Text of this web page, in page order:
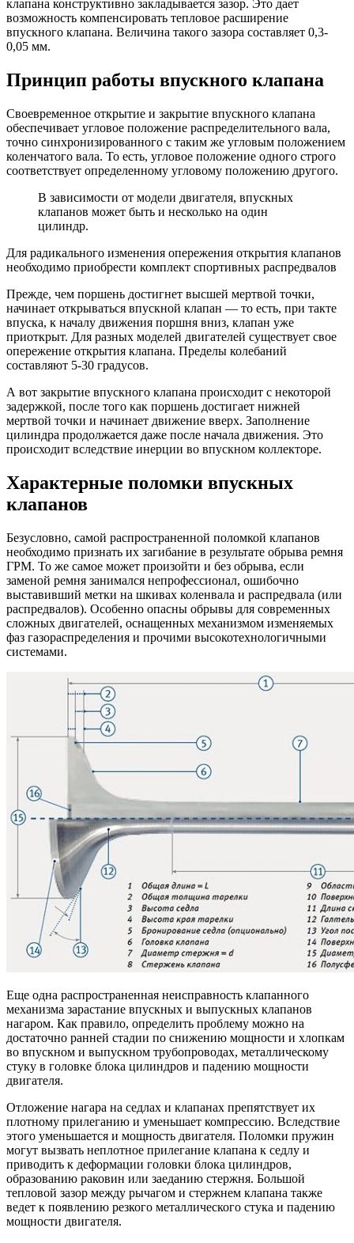
клапана конструктивно закладывается зазор. Это дает
возможность компенсировать тепловое расширение
впускного клапана. Величина такого зазора составляет 0,3-
0,05 мм.
Принцип работы впускного клапана
Своевременное открытие и закрытие впускного клапана
обеспечивает угловое положение распределительного вала,
точно синхронизированного с таким же угловым положением
коленчатого вала. То есть, угловое положение одного строго
соответствует определенному угловому положению другого.
В зависимости от модели двигателя, впускных
клапанов может быть и несколько на один
цилиндр.
Для радикального изменения опережения открытия клапанов
необходимо приобрести комплект спортивных распредвалов
Прежде, чем поршень достигнет высшей мертвой точки,
начинает открываться впускной клапан — то есть, при такте
впуска, к началу движения поршня вниз, клапан уже
приоткрыт. Для разных моделей двигателей существует свое
опережение открытия клапана. Пределы колебаний
составляют 5-30 градусов.
А вот закрытие впускного клапана происходит с некоторой
задержкой, после того как поршень достигает нижней
мертвой точки и начинает движение вверх. Заполнение
цилиндра продолжается даже после начала движения. Это
происходит вследствие инерции во впускном коллекторе.
Характерные поломки впускных
клапанов
Безусловно, самой распространенной поломкой клапанов
необходимо признать их загибание в результате обрыва ремня
ГРМ. То же самое может произойти и без обрыва, если
заменой ремня занимался непрофессионал, ошибочно
выставивший метки на шкивах коленвала и распредвала (или
распредвалов). Особенно опасны обрывы для современных
сложных двигателей, оснащенных механизмом изменяемых
фаз газораспределения и прочими высокотехнологичными
системами.
Еще одна распространенная неисправность клапанного
механизма зарастание впускных и выпускных клапанов
нагаром. Как правило, определить проблему можно на
достаточно ранней стадии по снижению мощности и хлопкам
во впускном и выпускном трубопроводах, металлическому
стуку в головке блока цилиндров и падению мощности
двигателя.
Отложение нагара на седлах и клапанах препятствует их
плотному прилеганию и уменьшает компрессию. Вследствие
этого уменьшается и мощность двигателя. Поломки пружин
могут вызвать неплотное прилегание клапана к седлу и
приводить к деформации головки блока цилиндров,
образованию раковин или заеданию стержня. Большой
тепловой зазор между рычагом и стержнем клапана также
ведет к появлению резкого металлического стука и падению
мощности двигателя.